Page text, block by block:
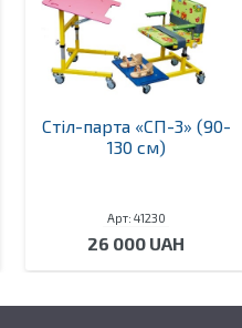
Стіл-парта «СП-3» (90-
130 см)
Арт: 41230
26 000 UAH